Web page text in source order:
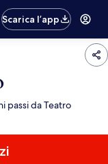
Scarica l’app
passi da Teatro